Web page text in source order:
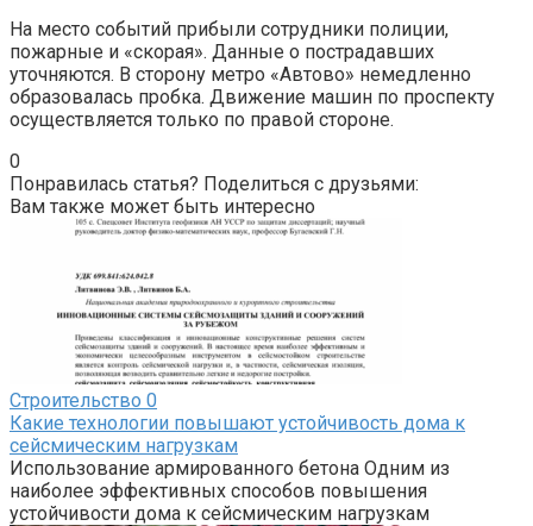
На место событий прибыли сотрудники полиции,
пожарные и «скорая». Данные о пострадавших
уточняются. В сторону метро «Автово» немедленно
образовалась пробка. Движение машин по проспекту
осуществляется только по правой стороне.
0
Понравилась статья? Поделиться с друзьями:
Вам также может быть интересно
Строительство 0
Какие технологии повышают устойчивость дома к
сейсмическим нагрузкам
Использование армированного бетона Одним из
наиболее эффективных способов повышения
устойчивости дома к сейсмическим нагрузкам